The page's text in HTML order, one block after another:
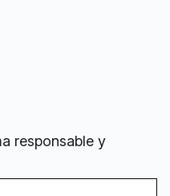
responsable y